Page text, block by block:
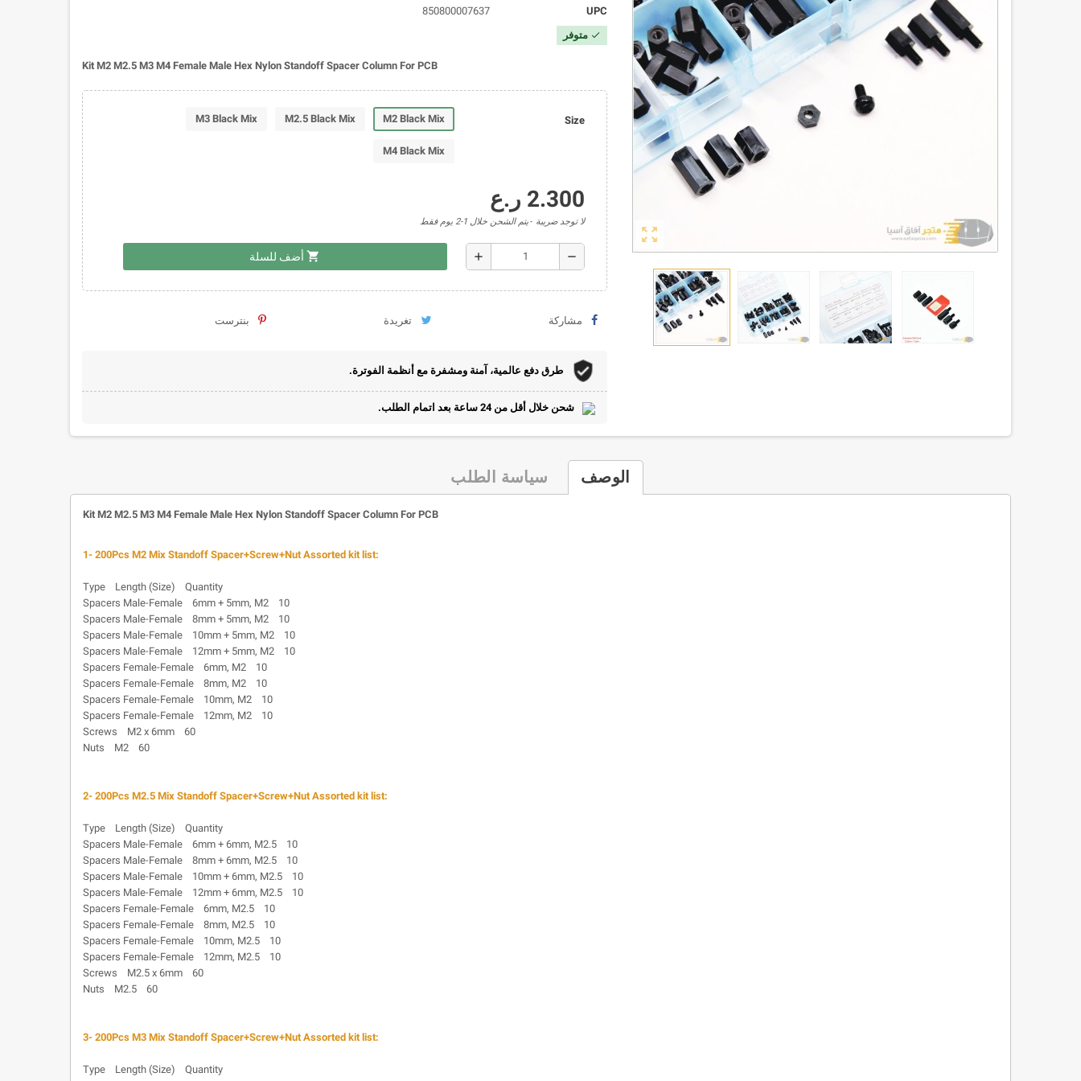
zoom_out_map
UPC
850800007637
check متوفر
Kit M2 M2.5 M3 M4 Female Male Hex Nylon Standoff Spacer Column For PCB
Size
M2 Black Mix
M2.5 Black Mix
M3 Black Mix
M4 Black Mix
2.300 ر.ع
لا توجد ضريبة يتم الشحن خلال 1-2 يوم فقط
remove
add
shopping_cart أضف للسلة
مشاركة تغريدة بنترست
طرق دفع عالمية، آمنة ومشفرة مع أنظمة الفوترة.
شحن خلال أقل من 24 ساعة بعد اتمام الطلب.
الوصف سياسة الطلب
Kit M2 M2.5 M3 M4 Female Male Hex Nylon Standoff Spacer Column For PCB
1- 200Pcs M2 Mix Standoff Spacer+Screw+Nut Assorted kit list:
Type Length (Size) Quantity
Spacers Male-Female 6mm + 5mm, M2 10
Spacers Male-Female 8mm + 5mm, M2 10
Spacers Male-Female 10mm + 5mm, M2 10
Spacers Male-Female 12mm + 5mm, M2 10
Spacers Female-Female 6mm, M2 10
Spacers Female-Female 8mm, M2 10
Spacers Female-Female 10mm, M2 10
Spacers Female-Female 12mm, M2 10
Screws M2 x 6mm 60
Nuts M2 60
2- 200Pcs M2.5 Mix Standoff Spacer+Screw+Nut Assorted kit list:
Type Length (Size) Quantity
Spacers Male-Female 6mm + 6mm, M2.5 10
Spacers Male-Female 8mm + 6mm, M2.5 10
Spacers Male-Female 10mm + 6mm, M2.5 10
Spacers Male-Female 12mm + 6mm, M2.5 10
Spacers Female-Female 6mm, M2.5 10
Spacers Female-Female 8mm, M2.5 10
Spacers Female-Female 10mm, M2.5 10
Spacers Female-Female 12mm, M2.5 10
Screws M2.5 x 6mm 60
Nuts M2.5 60
3- 200Pcs M3 Mix Standoff Spacer+Screw+Nut Assorted kit list:
Type Length (Size) Quantity